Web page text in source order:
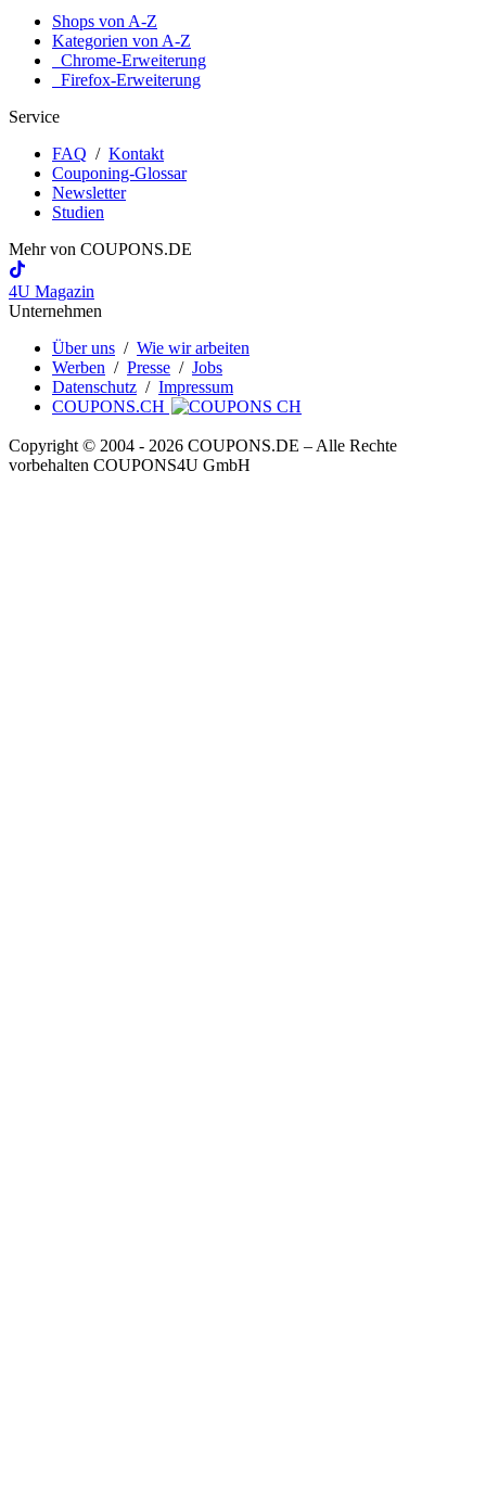
Shops von A-Z
Kategorien von A-Z
Chrome-Erweiterung
Firefox-Erweiterung
Service
FAQ / Kontakt
Couponing-Glossar
Newsletter
Studien
Mehr von COUPONS.DE
4U Magazin
Unternehmen
Über uns / Wie wir arbeiten
Werben / Presse / Jobs
Datenschutz / Impressum
COUPONS.CH
Copyright © 2004 ‐ 2026 COUPONS.DE – Alle Rechte
vorbehalten COUPONS4U GmbH